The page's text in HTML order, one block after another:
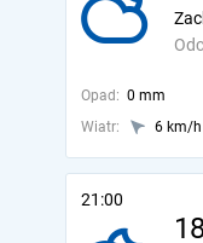
Opad: 0 mm
Wiatr:
6 km/h
21:00